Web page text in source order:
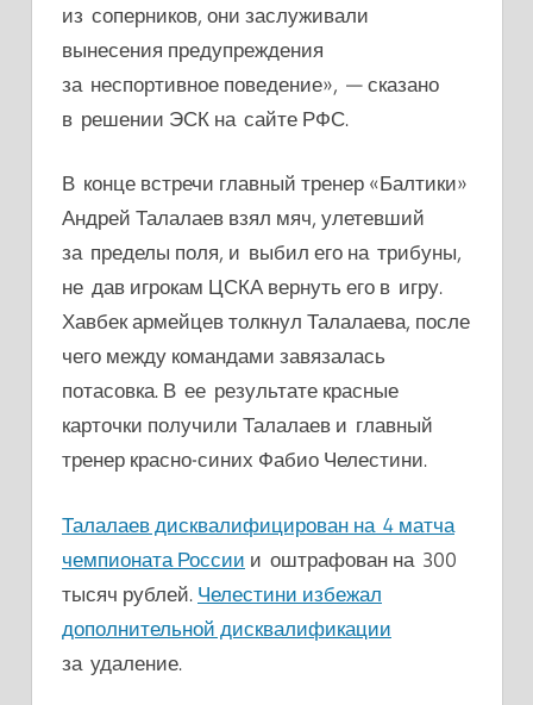
из соперников, они заслуживали
вынесения предупреждения
за неспортивное поведение», — сказано
в решении ЭСК на сайте РФС.
В конце встречи главный тренер «Балтики»
Андрей Талалаев взял мяч, улетевший
за пределы поля, и выбил его на трибуны,
не дав игрокам ЦСКА вернуть его в игру.
Хавбек армейцев толкнул Талалаева, после
чего между командами завязалась
потасовка. В ее результате красные
карточки получили Талалаев и главный
тренер красно-синих Фабио Челестини.
Талалаев дисквалифицирован на 4 матча
чемпионата России и оштрафован на 300
тысяч рублей. Челестини избежал
дополнительной дисквалификации
за удаление.